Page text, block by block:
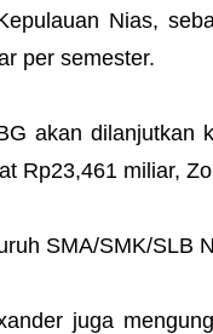
Nias,
per semester.
akan dilanjutkan
Rp23,461 miliar,
SMA/SMK/SLB
juga